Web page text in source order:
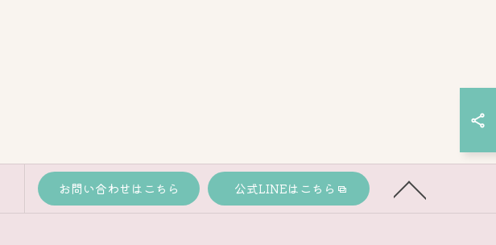
お問い合わせはこちら 公式LINEはこちら